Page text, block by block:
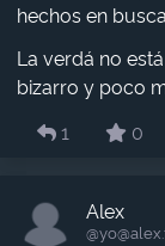
hechos en
La verdá no
bizarro y poco
1
0
Alex